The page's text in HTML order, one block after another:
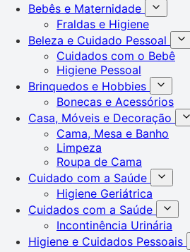
Bebês e Maternidade
Fraldas e Higiene
Beleza e Cuidado Pessoal
Cuidados com o Bebê
Higiene Pessoal
Brinquedos e Hobbies
Bonecas e Acessórios
Casa, Móveis e Decoração
Cama, Mesa e Banho
Limpeza
Roupa de Cama
Cuidado com a Saúde
Higiene Geriátrica
Cuidados com a Saúde
Incontinência Urinária
Higiene e Cuidados Pessoais